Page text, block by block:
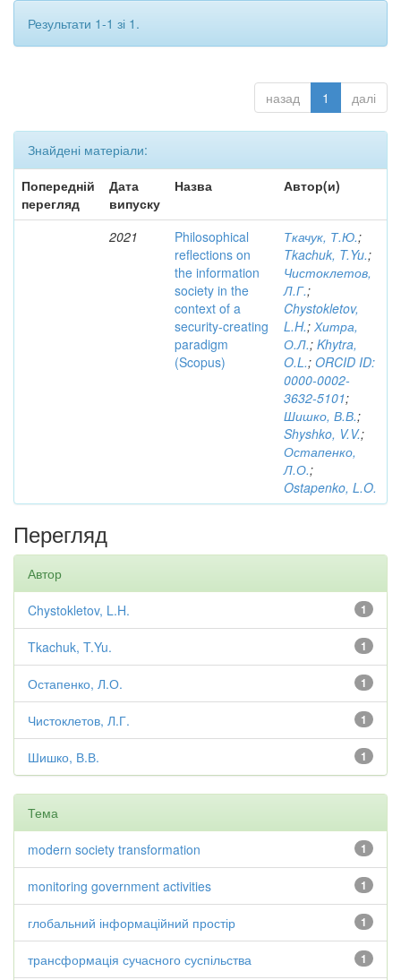
Результати 1-1 зі 1.
назад 1 далі
Знайдені матеріали:
Попередній
перегляд
Дата
випуску
Назва Автор(и)
2021
Philosophical
reflections on
the information
society in the
context of a
security-creating
paradigm
(Scopus)
Ткачук, Т.Ю.;
Tkachuk, T.Yu.;
Чистоклетов,
Л.Г.;
Chystokletov,
L.H.; Хитра,
О.Л.; Khytra,
O.L.; ORCID ID:
0000-0002-
3632-5101;
Шишко, В.В.;
Shyshko, V.V.;
Остапенко,
Л.О.;
Ostapenko, L.O.
Перегляд
Автор
1
Chystokletov, L.H.
1
Tkachuk, T.Yu.
1
Остапенко, Л.О.
1
Чистоклетов, Л.Г.
1
Шишко, В.В.
Тема
1
modern society transformation
1
monitoring government activities
1
глобальний інформаційний простір
1
трансформація сучасного суспільства